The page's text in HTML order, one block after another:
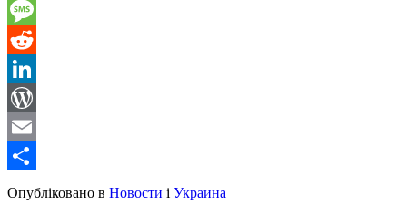
Gmail
Message
Reddit
LinkedIn
WordPress
Email
Share
Опубліковано в Новости і Украина